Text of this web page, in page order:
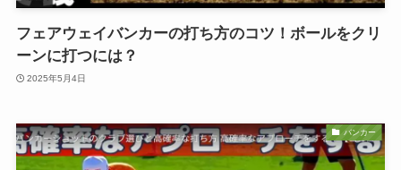
フェアウェイバンカーの打ち方のコツ！ボールをクリ
ーンに打つには？
2025年5月4日
バンカー